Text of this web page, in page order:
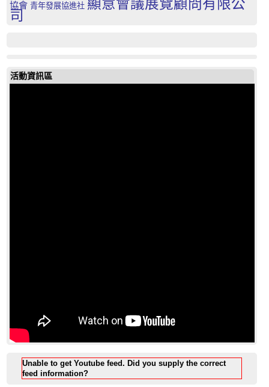
協會 青年發展協進社 顯意會議展覽顧問有限公
司
活動資訊區
Unable to get Youtube feed. Did you supply the correct
feed information?